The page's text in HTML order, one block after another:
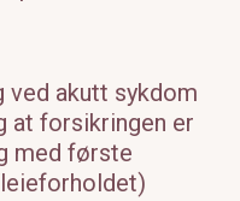
akutt sykdom
at forsikringen er
med første